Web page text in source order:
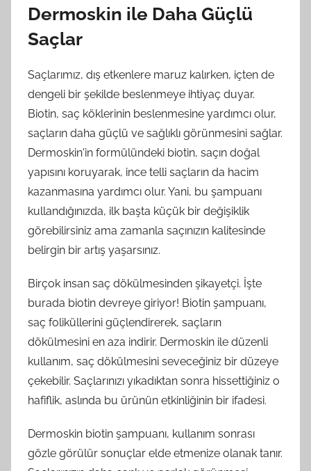
Dermoskin ile Daha Güçlü
Saçlar
Saçlarımız, dış etkenlere maruz kalırken, içten de
dengeli bir şekilde beslenmeye ihtiyaç duyar.
Biotin, saç köklerinin beslenmesine yardımcı olur,
saçların daha güçlü ve sağlıklı görünmesini sağlar.
Dermoskin'in formülündeki biotin, saçın doğal
yapısını koruyarak, ince telli saçların da hacim
kazanmasına yardımcı olur. Yani, bu şampuanı
kullandığınızda, ilk başta küçük bir değişiklik
görebilirsiniz ama zamanla saçınızın kalitesinde
belirgin bir artış yaşarsınız.
Birçok insan saç dökülmesinden şikayetçi. İşte
burada biotin devreye giriyor! Biotin şampuanı,
saç foliküllerini güçlendirerek, saçların
dökülmesini en aza indirir. Dermoskin ile düzenli
kullanım, saç dökülmesini seveceğiniz bir düzeye
çekebilir. Saçlarınızı yıkadıktan sonra hissettiğiniz o
hafiflik, aslında bu ürünün etkinliğinin bir ifadesi.
Dermoskin biotin şampuanı, kullanım sonrası
gözle görülür sonuçlar elde etmenize olanak tanır.